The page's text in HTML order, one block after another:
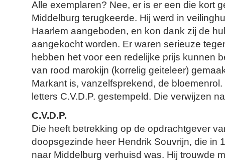
Alle exemplaren? Nee, er is er een die kort
Middelburg terugkeerde. Hij werd in
Haarlem aangeboden, en kon dank zij de
aangekocht worden. Er waren serieuze
hebben het voor een redelijke prijs kunnen
van rood marokijn (korrelig geiteleer)
Markant is, vanzelfsprekend, de
letters C.V.D.P. gestempeld. Die verwijzen
C.V.D.P.
Die heeft betrekking op de opdrachtgever
doopsgezinde heer Hendrik Souvrijn, die in
naar Middelburg verhuisd was. Hij trouwde